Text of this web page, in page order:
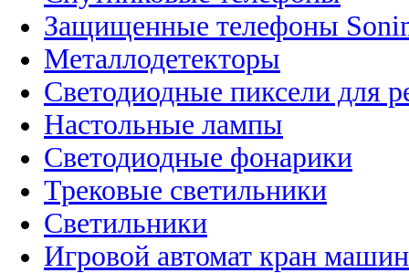
Защищенные телефоны
Металлодетекторы
Светодиодные пиксели для
Настольные лампы
Светодиодные фонарики
Трековые светильники
Светильники
Игровой автомат кран